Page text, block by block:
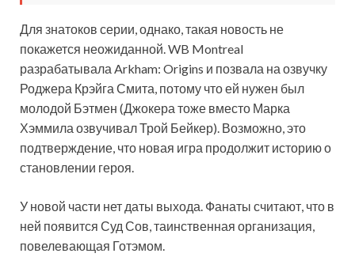
Для знатоков серии, однако, такая новость не
покажется неожиданной. WB Montreal
разрабатывала Arkham: Origins и позвала на озвучку
Роджера Крэйга Смита, потому что ей нужен был
молодой Бэтмен (Джокера тоже вместо Марка
Хэммила озвучивал Трой Бейкер). Возможно, это
подтверждение, что новая игра продолжит историю о
становлении героя.
У новой части нет даты выхода. Фанаты считают, что в
ней появится Суд Сов, таинственная организация,
повелевающая Готэмом.